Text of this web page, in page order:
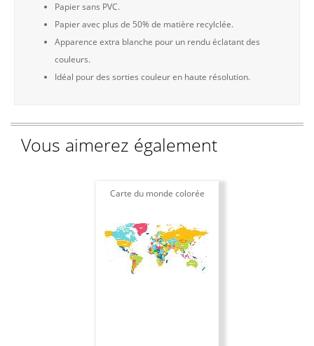
Papier sans PVC.
Papier avec plus de 50% de matière recylclée.
Apparence extra blanche pour un rendu éclatant des
couleurs.
Idéal pour des sorties couleur en haute résolution.
Vous aimerez également
Carte du monde colorée